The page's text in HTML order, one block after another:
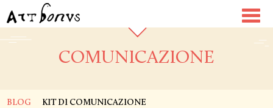
COMUNICAZIONE
BLOG KIT DI COMUNICAZIONE